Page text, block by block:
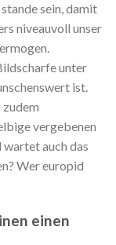
sein, damit
niveauvoll unser
unter
ist.
vergebenen
wartet auch das
Wer europid
einen